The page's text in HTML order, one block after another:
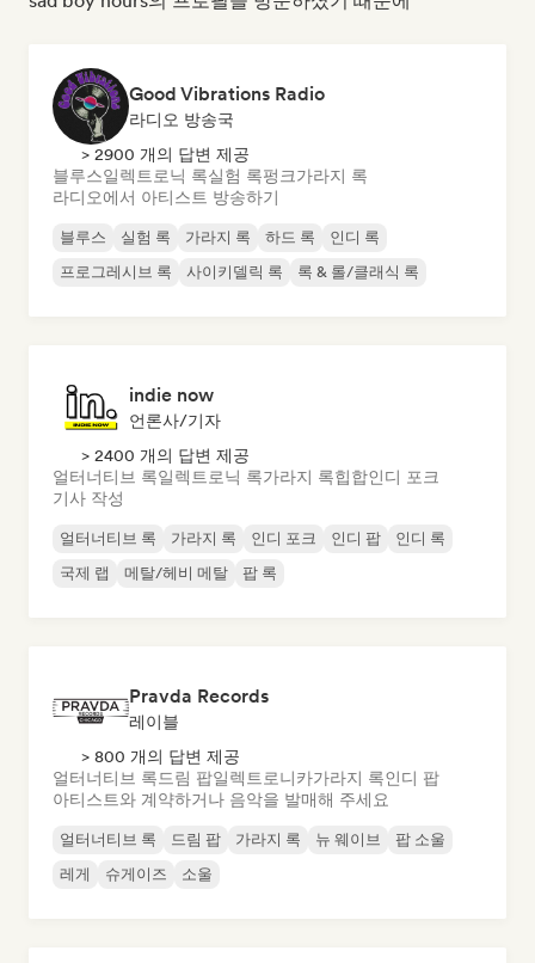
Good Vibrations Radio
라디오 방송국
> 2900 개의 답변 제공
블루스일렉트로닉 록실험 록펑크가라지 록
라디오에서 아티스트 방송하기
블루스 실험 록 가라지 록 하드 록
인디 록
프로그레시브 록
사이키델릭 록 록 & 롤/클래식 록
indie now
언론사/기자
> 2400 개의 답변 제공
얼터너티브 록일렉트로닉 록가라지 록힙합인디 포크
기사 작성
얼터너티브 록 가라지 록 인디 포크 인디 팝
인디 록
국제 랩
메탈/헤비 메탈 팝 록
Pravda Records
레이블
> 800 개의 답변 제공
얼터너티브 록드림 팝일렉트로니카가라지 록인디 팝
아티스트와 계약하거나 음악을 발매해 주세요
얼터너티브 록 드림 팝 가라지 록 뉴 웨이브
팝 소울
레게
슈게이즈 소울